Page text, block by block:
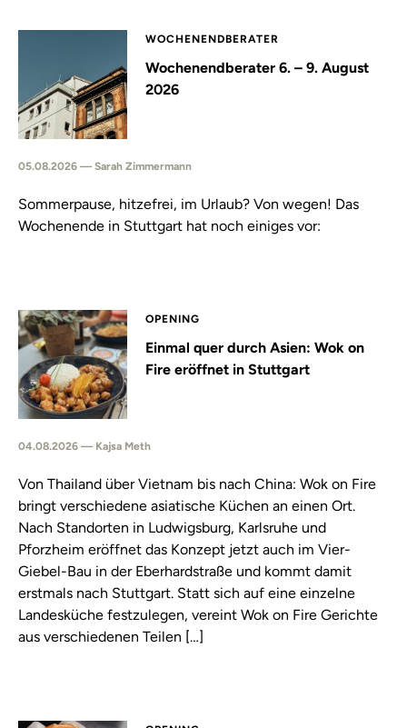
WOCHENENDBERATER
Wochenendberater 6. – 9. August
2026
05.08.2026 — Sarah Zimmermann
Sommerpause, hitzefrei, im Urlaub? Von wegen! Das
Wochenende in Stuttgart hat noch einiges vor:
OPENING
Einmal quer durch Asien: Wok on
Fire eröffnet in Stuttgart
04.08.2026 — Kajsa Meth
Von Thailand über Vietnam bis nach China: Wok on Fire
bringt verschiedene asiatische Küchen an einen Ort.
Nach Standorten in Ludwigsburg, Karlsruhe und
Pforzheim eröffnet das Konzept jetzt auch im Vier-
Giebel-Bau in der Eberhardstraße und kommt damit
erstmals nach Stuttgart. Statt sich auf eine einzelne
Landesküche festzulegen, vereint Wok on Fire Gerichte
aus verschiedenen Teilen […]